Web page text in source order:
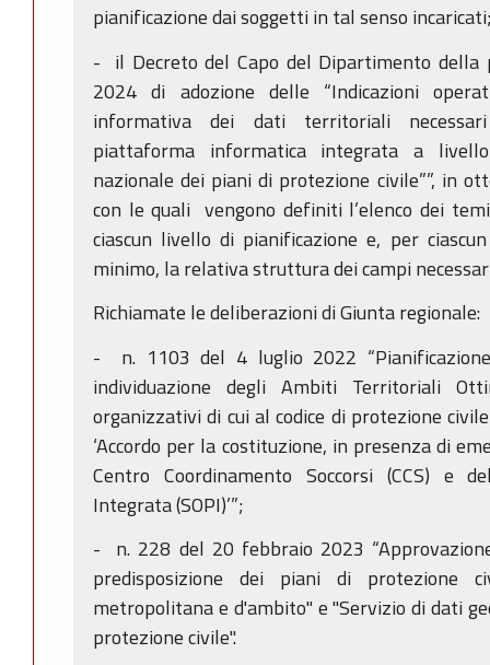
pianificazione dai soggetti in tal senso
- il Decreto del Capo del Dipartimento della
2024 di adozione delle “Indicazioni
informativa dei dati territoriali
piattaforma informatica integrata a
nazionale dei piani di protezione civile””, in
con le quali vengono definiti l’elenco dei
ciascun livello di pianificazione e, per
minimo, la relativa struttura dei campi
Richiamate le deliberazioni di Giunta regionale:
- n. 1103 del 4 luglio 2022
individuazione degli Ambiti Territoriali
organizzativi di cui al codice di protezione
‘Accordo per la costituzione, in presenza di
Centro Coordinamento Soccorsi (CCS) e
Integrata (SOPI)’”;
- n. 228 del 20 febbraio 2023
predisposizione dei piani di protezione
metropolitana e d'ambito" e "Servizio di dati
protezione civile".